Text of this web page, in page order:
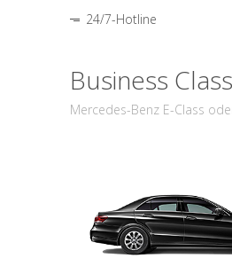
24/7-Hotline
Business Class
Mercedes-Benz E-Class